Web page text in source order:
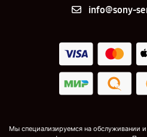
info@sony-
Мы специализируемся на обслуживании